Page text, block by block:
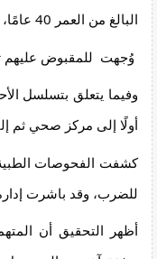
البالغ من العمر 40 عامًا، وشقيقها البالغ من العمر 33 عامًا.
أولًا إلى مركز صحي ثم إلى
للضرب، وقد باشرت